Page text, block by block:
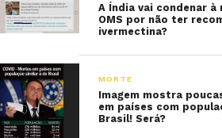
A Índia vai condenar
OMS por não ter
ivermectina?
MORTE
Imagem mostra
em países com
Brasil! Será?